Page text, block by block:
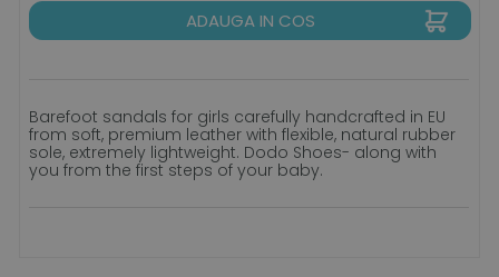
ADAUGA IN COS
Barefoot sandals for girls carefully handcrafted in EU
from soft, premium leather with flexible, natural rubber
sole, extremely lightweight. Dodo Shoes- along with
you from the first steps of your baby.